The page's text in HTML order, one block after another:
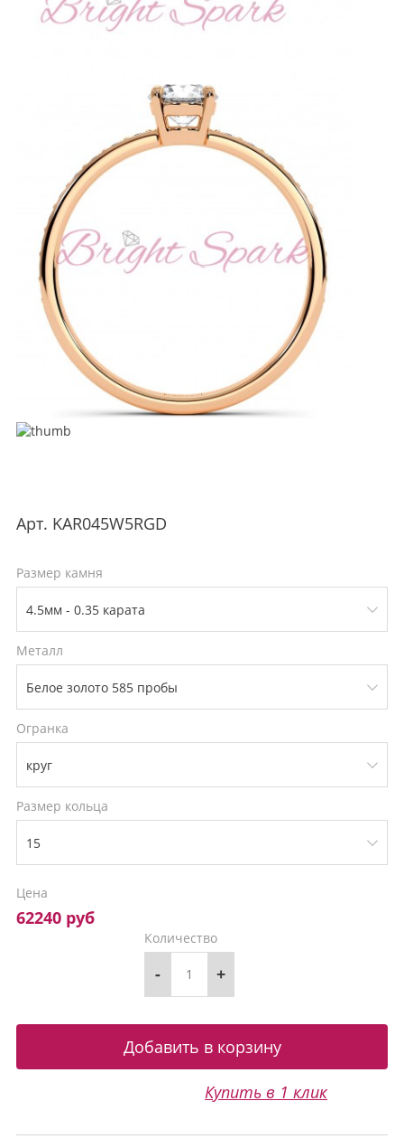
Арт. KAR045W5RGD
Размер камня
Металл
Огранка
Размер кольца
Цена
62240 руб
Количество
- +
Купить в 1 клик